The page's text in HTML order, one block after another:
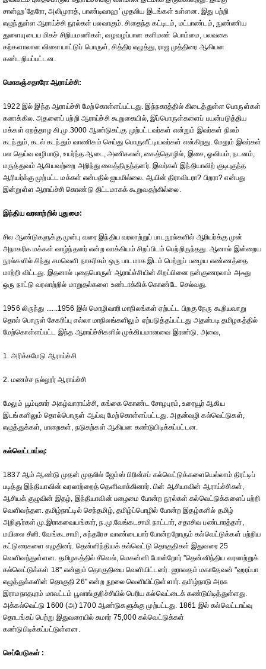
சான்ஹ’தேரோ, அலிமுராத், பாண்டிவாஹ’ முதலிய இடங்கள் உள்ளன. இது பற்றி
எழுந்துள்ள ஆராய்ச்சி நூல்கள் பலவாகும். சிதைந்த கட்டிடம், மட்பாண்டம், நுண்ணிய
துளையுடைய மிகச் சிறியமணிகள், வழவழப்பான களிமண் பொம்மை, பலவகை
கற்களாலான விளையாட்டுப் பொருள், சித்திர எழுத்து, ராஜ முத்திரை ஆகியன
கண்டறியப்பட்டன.
மொகஞ்சதாரோ ஆராய்ச்சி:
1922 இல் இந்த ஆராய்ச்சி மேற்கொள்ளப்பட்டது. இந்நகரத்தில் கிடைத்துள்ள பொருள்கள்
கணக்கில. அதனைப் பற்றி ஆராய்ச்சி கூறுகையில், இப்பொருள்களைப் பயன்படுத்திய
மக்கள் ஏறத்தாழ கி.மு.3000 ஆண்டுகட்கு முற்பட்டவர்கள் என்றும் இவர்கள் நிலம்
கடந்தும், கடல் கடந்தும் வாணிகம் செய்து பொருளீட்டியவர்கள் என்கிறது. மேலும் இவர்கள்
பல தெய்வ வழிபாடு, உயர்ந்த ஆடை, அணிகலன், கைத்தொழில், இசை, ஓவியம், நடனம்,
மருத்துவம் ஆகியவற்றை அறிந்து வைத்திருந்தனர். இவர்கள் இந்தியாவிற் குடிபுகுந்த
ஆரியர்க்கு முற்பட்ட மக்கள் என்பதில் ஐயமில்லை. ஆயின் திராவிடரா? பிறரா? என்பது
இன்றுள்ள ஆராய்ச்சி கொண்டு திட்டமாகக் கூறுவதற்கில்லை.
இந்திய வரலாற்றில் புதுமை:
சில ஆண்டுகளுக்கு முன்பு வரை இந்திய வரலாற்றுப் பாடநூல்களில் ஆரியர்க்கு முன்
அநாகரிக மக்கள் வாழ்ந்தனர் என்ற வாக்கியம் சிறப்பிடம் பெற்றிருந்தது. ஆனால் இன்றைய
நூல்களில் சிந்து சமவெளி நாகரிகம் ஒரு பாடமாக இடம் பெற்றுப் பழைய எண்ணத்தை
மாற்றி விட்டது. இதனால் புதைபொருள் ஆராய்ச்சியின் சிறப்பினை நன்குணரலாம் அஃது
ஒரு நாட்டு வரலாற்றில் மாறுதல்களை உண்டாக்கிக் கொண்டே செல்வது.
1956 லிருந்து ......1956 இல் மொழிவாரி மாநிலங்கள் ஏற்பட்ட பிறகு நேரு கூறியவாறு
தொல் பொருள் சேகரிப்பு எல்லா மாநிலங்களிலும் ஏற்படுத்தப்பட்டது அதன்படி தமிழகத்தில்
மேற்கொள்ளப்பட்ட இந்த ஆராய்ச்சிகளில் முக்கியமானவை இரண்டு. அவை,
1. அரிக்கமேடு ஆராய்ச்சி
2. மணச்ச நல்லூர் ஆராய்ச்சி
மேலும் பூம்புகார் அகழ்வாராய்ச்சி, கங்கை கொண்ட சோழபுரம், உரையூர் ஆகிய
இடங்களிலும் தொல்பொருள் ஆய்வு மேற்கொள்ளப்பட்டது. அதன்வழி கல்வெட்டுகள்,
எழுத்துக்கள், பாறைகள், நடுகற்கள் ஆகியன கண்டுபிடிக்கப்பட்டன.
கல்வெட்டாய்வு:
1837 ஆம் ஆண்டு முதன் முதலில் ஜேம்ஸ் பிரின்சப் கல்வெட்டுக்களையெல்லாம் திரட்டிப்
படித்து இந்தியாவின் வரலாற்றைத் தெளிவாக்கினார். பின் ஆசியாவின் ஆராய்ச்சிகள்,
ஆசியக் குழுவின் இதழ், இந்தியாவின் பழைமை போன்ற நூல்கள் கல்வெட்டுக்களைப் பற்றி
வெளிவந்தன. தமிழ்நாட்டில் செந்தமிழ், தமிழ்ப்பொழில் போன்ற இதழ்களில் தமிழ்
அறிஞர்கள் மு.இராகவையங்கார், ந.மு.வேங்கடசாமி நாட்டார், சதாசிவ பண்டாரத்தார்,
மயிலை சீனி. வேங்கடசாமி, சுந்தரேச வாண்டையார் போன்றறோரும் கல்வெட்டுக்கள் பற்றிய
கட்டுரைகளை எழுதினர். தென்னிந்தியக் கல்வெட்டு தொகுதிகள் இதுவரை 25
வெளிவந்துள்ளன. தமிழகத்தில் சீவெல், மெகன்ஸி போன்றோர் ''தென்னிந்திய வரலாற்றுக்
கல்வெட்டுக்கள் 18'' என்னும் தொகுதியை வெளியிட்டனர். ஐராவதம் மகாதேவன் ''ஹரப்பா
எழுத்துக்களின் தொகுதி 26'' என்ற நூலை வெளியிட்டுள்ளார். தமிழ்நாடு அரசு
இராமநாதபுரம் மாவட்டம் பூலாங்குறிச்சியில் பெரிய கல்வெட்டைக் கண்டுபிடித்துள்ளது.
அக்கல்வெட்டு 1600 (அ) 1700 ஆண்டுகளுக்கு முற்பட்டது. 1861 இல் கல்வெட்டாய்வு
தொடங்கப் பெற்று இதுவரையில் சுமார் 75,000 கல்வெட்டுக்கள்
கண்டுபிடிக்கப்பட்டுள்ளன.
செப்பேடுகள் :